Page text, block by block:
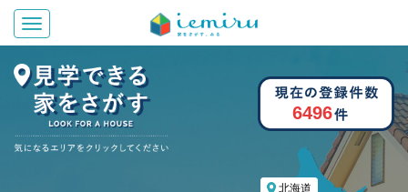
Toggle navigation
6496
北海道